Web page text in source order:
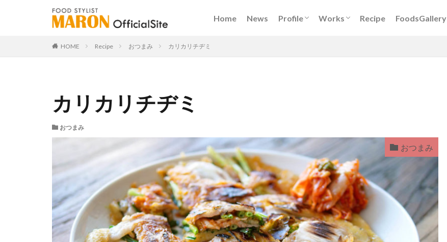
Home News Profile Works Recipe FoodsGallery
HOME Recipe おつまみ カリカリチヂミ
カリカリチヂミ
おつまみ
おつまみ